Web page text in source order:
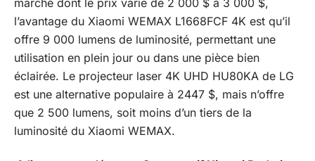
l’avantage du Xiaomi WEMAX L1668FCF 4K est qu’il
offre 9 000 lumens de luminosité, permettant une
utilisation en plein jour ou dans une pièce bien
éclairée. Le projecteur laser 4K UHD HU80KA de LG
est une alternative populaire à 2447 $, mais n’offre
que 2 500 lumens, soit moins d’un tiers de la
luminosité du Xiaomi WEMAX.